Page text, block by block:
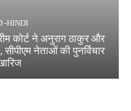
-HINDI
कोर्ट ने अनुराग ठाकुर और
सीपीएम नेताओं की पुनर्विचार